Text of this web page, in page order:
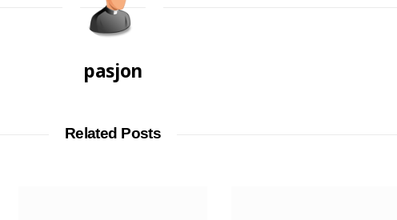
pasjon
Related Posts